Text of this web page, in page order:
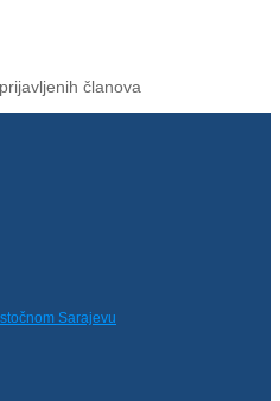
članova
Sarajevu